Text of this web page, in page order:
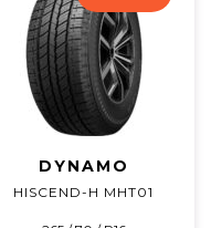
DYNAMO
HISCEND-H MHT01